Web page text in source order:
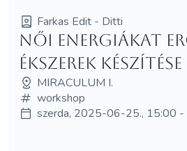
Farkas Edit - Ditti
Női energiákat
ékszerek készítése
MIRACULUM I.
workshop
szerda, 2025-06-25., 15:00